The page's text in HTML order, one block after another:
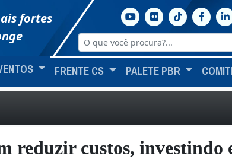
fortes
FRENTE CS PALETE PBR
reduzir custos, investindo